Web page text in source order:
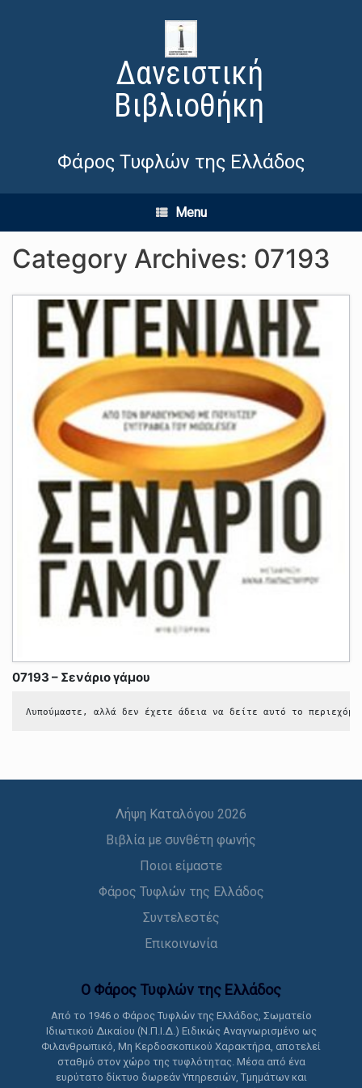
Δανειστική
Βιβλιοθήκη
Φάρος Τυφλών της Ελλάδος
Menu
Category Archives: 07193
07193 – Σενάριο γάμου
Λυπούμαστε, αλλά δεν έχετε άδεια να δείτε αυτό το
Λήψη Καταλόγου 2026
Βιβλία με συνθέτη φωνής
Ποιοι είμαστε
Φάρος Τυφλών της Ελλάδος
Συντελεστές
Επικοινωνία
Ο Φάρος Τυφλών της Ελλάδoς
Από το 1946 ο Φάρος Τυφλών της Ελλάδος, Σωματείο
Ιδιωτικού Δικαίου (Ν.Π.Ι.Δ.) Ειδικώς Αναγνωρισμένο ως
Φιλανθρωπικό, Μη Κερδοσκοπικού Χαρακτήρα, αποτελεί
σταθμό στον χώρο της τυφλότητας. Μέσα από ένα
ευρύτατο δίκτυο δωρεάν Υπηρεσιών, Τμημάτων και